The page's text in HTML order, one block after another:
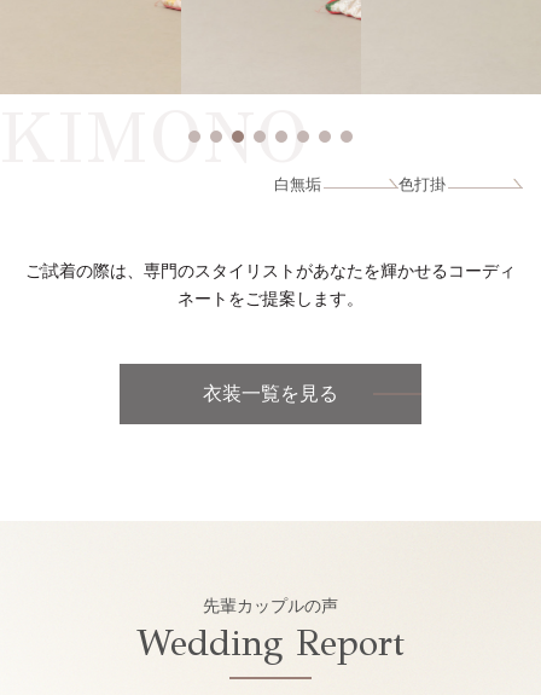
KIMONO
白無垢 色打掛
ご試着の際は、専門のスタイリストがあなたを輝かせるコーディ
ネートをご提案します。
衣装一覧を見る
先輩カップルの声
Wedding Report